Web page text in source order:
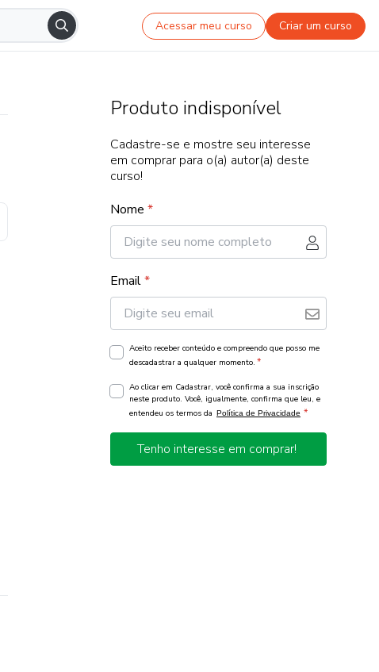
Acessar meu curso Criar um curso
Produto indisponível
Cadastre-se e mostre seu interesse
em comprar para o(a) autor(a) deste
curso!
Nome *
Email*
Aceito receber conteúdo e compreendo que posso me
descadastrar a qualquer momento. *
Ao clicar em Cadastrar, você confirma a sua inscrição
neste produto. Você, igualmente, confirma que leu, e
entendeu os termos da Política de Privacidade *
Tenho interesse em comprar!